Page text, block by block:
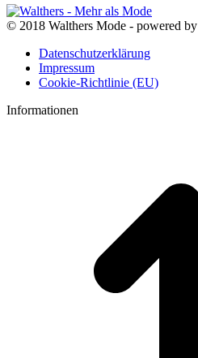
© 2018 Walthers Mode - powered by
Datenschutzerklärung
Impressum
Cookie-Richtlinie (EU)
Informationen